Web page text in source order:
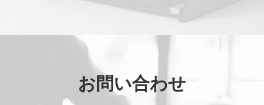
お問い合わせ